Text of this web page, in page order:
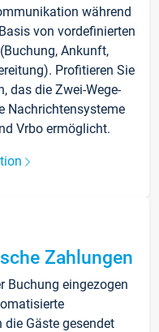
während
von vordefinierten
Ankunft,
Profitieren Sie
das die Zwei-Wege-
Nachrichtensysteme
Vrbo ermöglicht.
Zahlungen
Buchung eingezogen
Gäste gesendet